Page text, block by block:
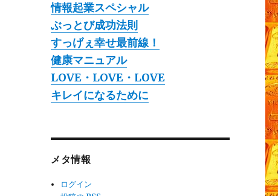
情報起業スペシャル
ぶっとび成功法則
すっげぇ幸せ最前線！
健康マニュアル
LOVE・LOVE・LOVE
キレイになるために
メタ情報
ログイン